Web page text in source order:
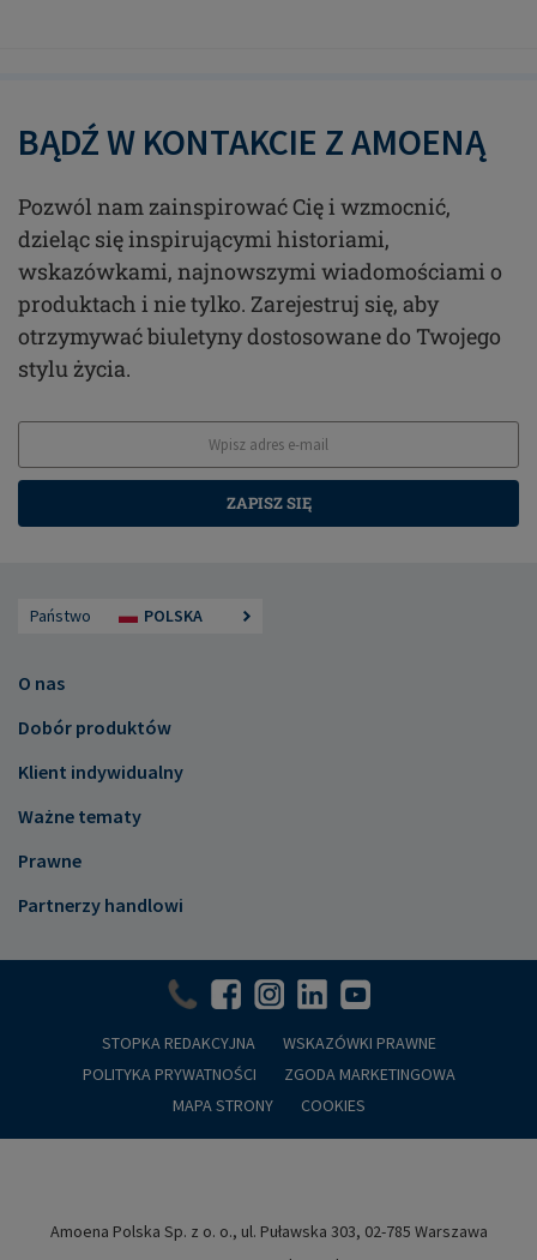
BĄDŹ W KONTAKCIE Z AMOENĄ
Pozwól nam zainspirować Cię i wzmocnić,
dzieląc się inspirującymi historiami,
wskazówkami, najnowszymi wiadomościami o
produktach i nie tylko. Zarejestruj się, aby
otrzymywać biuletyny dostosowane do Twojego
stylu życia.
ZAPISZ SIĘ
Państwo POLSKA
O nas
Dobór produktów
Klient indywidualny
Ważne tematy
Prawne
Partnerzy handlowi
STOPKA REDAKCYJNA
WSKAZÓWKI PRAWNE
POLITYKA PRYWATNOŚCI
ZGODA MARKETINGOWA
MAPA STRONY
COOKIES
Amoena Polska Sp. z o. o., ul. Puławska 303, 02-785 Warszawa